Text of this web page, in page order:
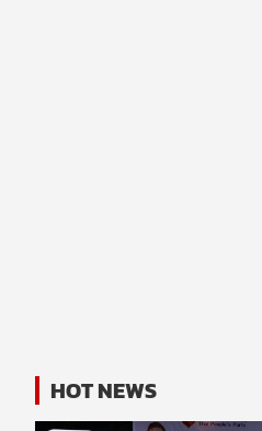
HOT NEWS